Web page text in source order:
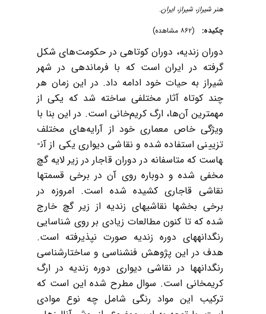
هنر شیراز، شیراز، ایران.
چکیده:
دوران زندیه، دوران کوتاهی در حکومتهای شکل
گرفته در ایران است که با فرماندهی در شهر
شیراز به حیات خود ادامه داد. در این زمان هر
چند کوتاه آثار مختلفی ساخته شد که یکی از
مهمترین آنها، ارگ کریمخانی است. در این بنا با
ویژگی خاص معماری خود از آرایههای مختلف
تزیینی استفاده شده و نقاشی دیواری یکی از آن­
هاست که متاسفانه در دوران قاجار در زیر لایه گچ
مخفی شده و دوباره روی آن در برخی قسمت­ها
نقاشی قاجاری کشیده شده است. امروزه در
برخی بخش­ها نقاشی­های زندیه از زیر گچ خارج
شده که تا کنون مطالعات زیادی بر روی شناسایی
رنگدانه­های دوره زندیه صورت نپذیرفته است.
هدف در این پژوهش فن­شناسی و ساختارشناسی
رنگدانه­ها در نقاشی دیواری دوره زندیه در ارگ
کریم­خانی است. سوال مطرح شده این است که
ترکیب این مواد رنگی شامل چه نوع موادی